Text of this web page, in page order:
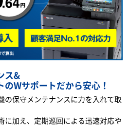
お問い合わせ
ス&
Wサポートだから安心！
の保守メンテナンスに力を入れて取
に加え、定期巡回による迅速対応や